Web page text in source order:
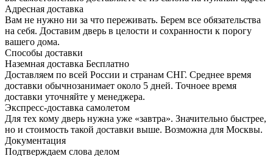
Адресная доставка
Вам не нужно ни за что переживать. Берем все обязательства
на себя. Доставим дверь в целости и сохранности к порогу
вашего дома.
Способы доставки
Наземная доставка Бесплатно
Доставляем по всей России и странам СНГ. Среднее время
доставки обычнозанимает около 5 дней. Точноее время
доставки уточняйте у менеджера.
Экспресс-доставка самолетом
Для тех кому дверь нужна уже «завтра». Значительно быстрее,
но и стоимость такой доставки выше. Возможна для Москвы.
Документация
Подтверждаем слова делом